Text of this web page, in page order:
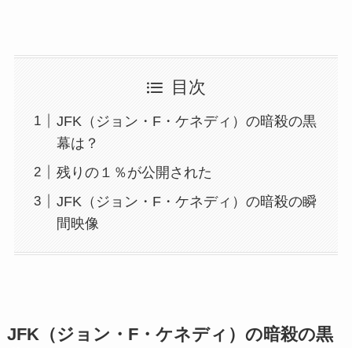
目次
JFK（ジョン・F・ケネディ）の暗殺の黒
幕は？
残りの１％が公開された
JFK（ジョン・F・ケネディ）の暗殺の瞬
間映像
JFK（ジョン・F・ケネディ）の暗殺の黒